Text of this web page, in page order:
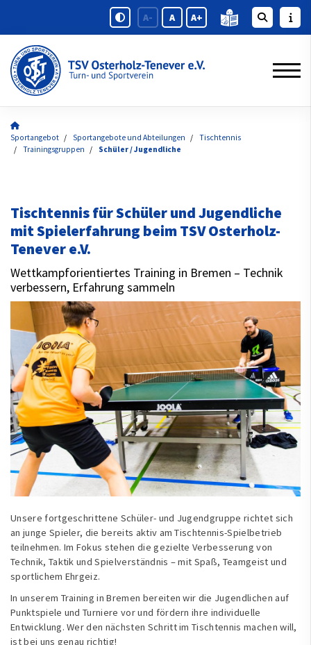
A- A A+
Sportangebot Sportangebote und Abteilungen
Tischtennis
Trainingsgruppen
Schüler / Jugendliche
Tischtennis für Schüler und Jugendliche
mit Spielerfahrung beim TSV Osterholz-
Tenever e.V.
Wettkampforientiertes Training in Bremen – Technik
verbessern, Erfahrung sammeln
Unsere fortgeschrittene Schüler- und Jugendgruppe richtet sich
an junge Spieler, die bereits aktiv am Tischtennis-Spielbetrieb
teilnehmen. Im Fokus stehen die gezielte Verbesserung von
Technik, Taktik und Spielverständnis – mit Spaß, Teamgeist und
sportlichem Ehrgeiz.
In unserem Training in Bremen bereiten wir die Jugendlichen auf
Punktspiele und Turniere vor und fördern ihre individuelle
Entwicklung. Wer den nächsten Schritt im Tischtennis machen will,
ist bei uns genau richtig!